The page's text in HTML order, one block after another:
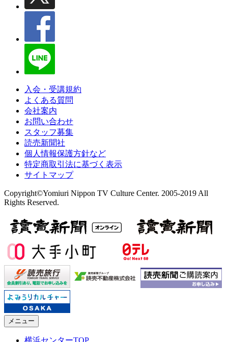
入会・受講規約
よくある質問
会社案内
お問い合わせ
スタッフ募集
読売新聞社
個人情報保護方針など
特定商取引法に基づく表示
サイトマップ
Copyright©Yomiuri Nippon TV Culture Center. 2005-2019 All
Rights Reserved.
メニュー
横浜センターTOP